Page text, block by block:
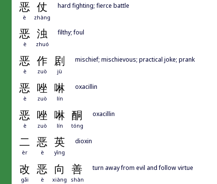
恶 仗
è zhàng
hard fighting; fierce battle
恶 浊
è zhuó
filthy; foul
恶 作 剧
è zuò jù
mischief; mischievous; practical joke; prank
恶 唑 啉
è zuò lín
oxacillin
恶 唑 啉 酮
è zuò lín tóng
oxacillin
二 恶 英
èr è yīng
dioxin
改 恶 向 善
gǎi è xiàng shàn
turn away from evil and follow virtue